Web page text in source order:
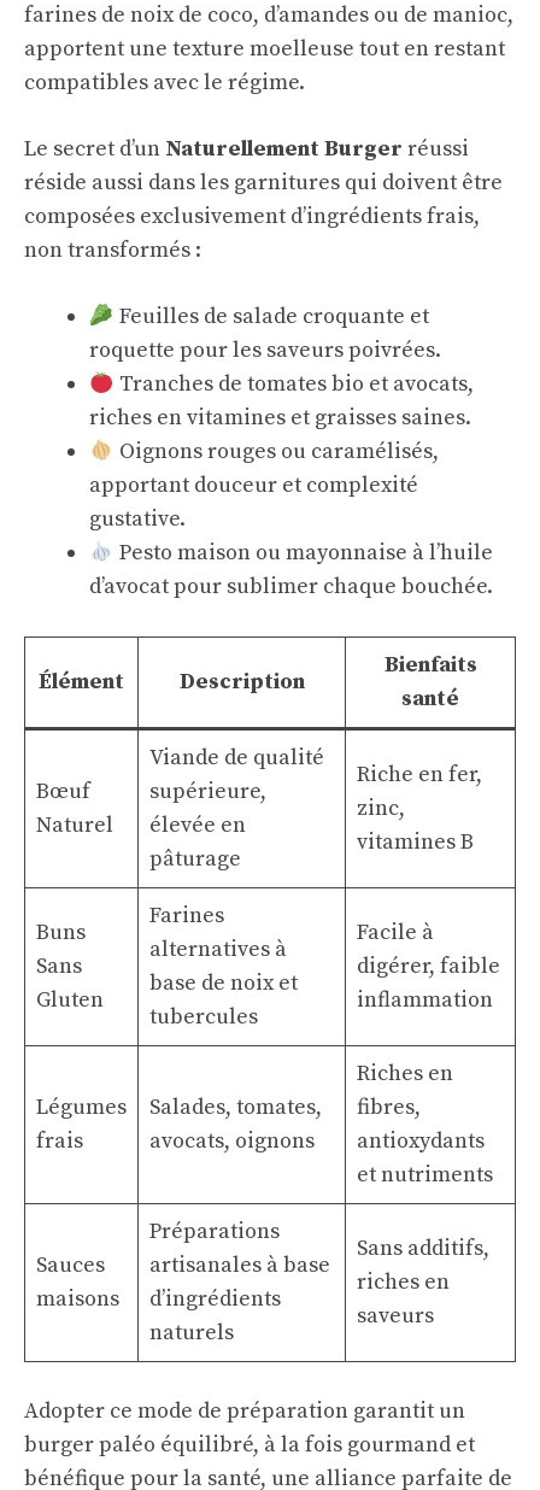
farines de noix de coco, d’amandes ou de manioc,
apportent une texture moelleuse tout en restant
compatibles avec le régime.
Le secret d’un Naturellement Burger réussi
réside aussi dans les garnitures qui doivent être
composées exclusivement d’ingrédients frais,
non transformés :
Feuilles de salade croquante et
roquette pour les saveurs poivrées.
Tranches de tomates bio et avocats,
riches en vitamines et graisses saines.
Oignons rouges ou caramélisés,
apportant douceur et complexité
gustative.
Pesto maison ou mayonnaise à l’huile
d’avocat pour sublimer chaque bouchée.
Élément Description
Bienfaits
santé
Bœuf
Naturel
Viande de qualité
supérieure,
élevée en
pâturage
Riche en fer,
zinc,
vitamines B
Buns
Sans
Gluten
Farines
alternatives à
base de noix et
tubercules
Facile à
digérer, faible
inflammation
Légumes
frais
Salades, tomates,
avocats, oignons
Riches en
fibres,
antioxydants
et nutriments
Sauces
maisons
Préparations
artisanales à base
d’ingrédients
naturels
Sans additifs,
riches en
saveurs
Adopter ce mode de préparation garantit un
burger paléo équilibré, à la fois gourmand et
bénéfique pour la santé, une alliance parfaite de